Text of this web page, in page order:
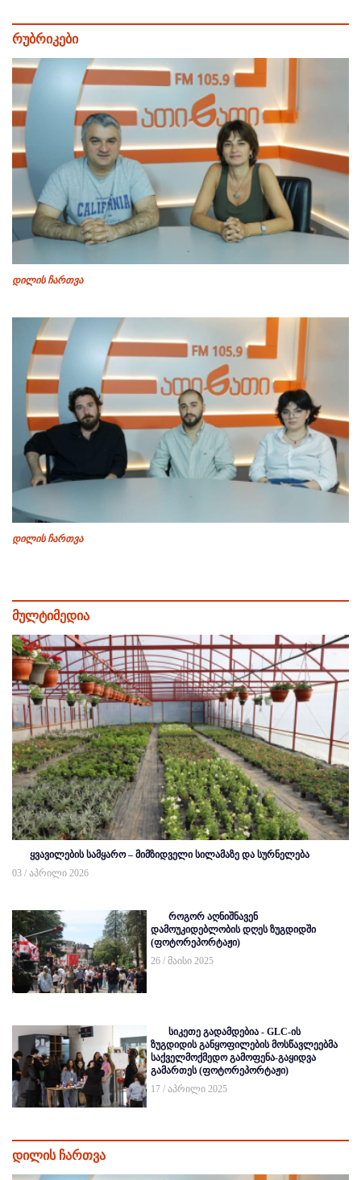
რუბრიკები
დილის ჩართვა
დილის ჩართვა
მულტიმედია
ყვავილების სამყარო – მიმზიდველი სილამაზე და სურნელება
03 / აპრილი 2026
როგორ აღნიშნავენ
დამოუკიდებლობის დღეს ზუგდიდში
(ფოტორეპორტაჟი)
26 / მაისი 2025
სიკეთე გადამდებია - GLC-ის
ზუგდიდის განყოფილების მოსწავლეებმა
საქველმოქმედო გამოფენა-გაყიდვა
გამართეს (ფოტორეპორტაჟი)
17 / აპრილი 2025
დილის ჩართვა